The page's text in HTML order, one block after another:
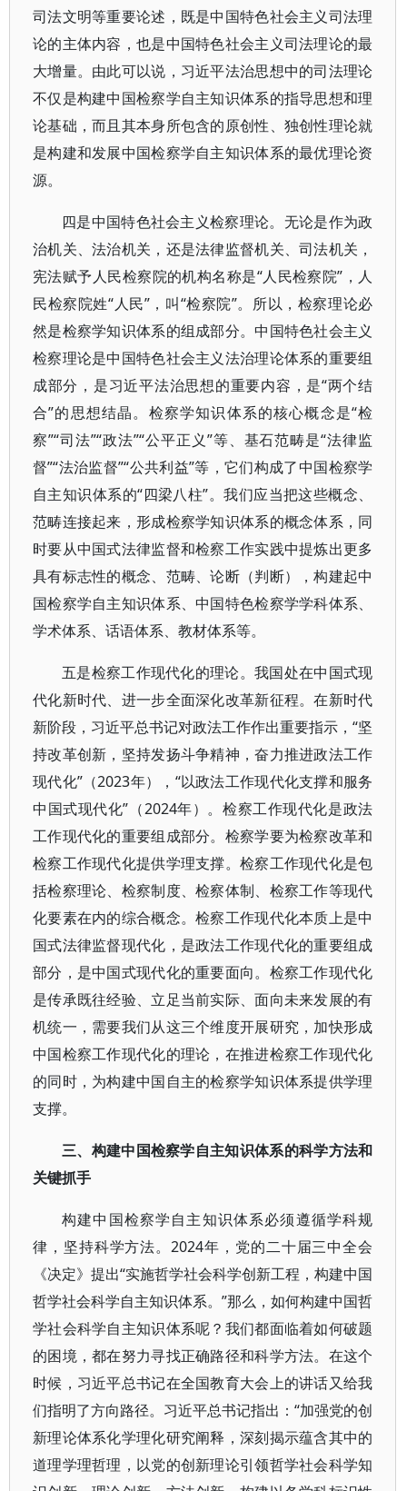
司法文明等重要论述，既是中国特色社会主义司法理
论的主体内容，也是中国特色社会主义司法理论的最
大增量。由此可以说，习近平法治思想中的司法理论
不仅是构建中国检察学自主知识体系的指导思想和理
论基础，而且其本身所包含的原创性、独创性理论就
是构建和发展中国检察学自主知识体系的最优理论资
源。
四是中国特色社会主义检察理论。无论是作为政
治机关、法治机关，还是法律监督机关、司法机关，
宪法赋予人民检察院的机构名称是“人民检察院”，人
民检察院姓“人民”，叫“检察院”。所以，检察理论必
然是检察学知识体系的组成部分。中国特色社会主义
检察理论是中国特色社会主义法治理论体系的重要组
成部分，是习近平法治思想的重要内容，是“两个结
合”的思想结晶。检察学知识体系的核心概念是“检
察”“司法”“政法”“公平正义”等、基石范畴是“法律监
督”“法治监督”“公共利益”等，它们构成了中国检察学
自主知识体系的“四梁八柱”。我们应当把这些概念、
范畴连接起来，形成检察学知识体系的概念体系，同
时要从中国式法律监督和检察工作实践中提炼出更多
具有标志性的概念、范畴、论断（判断），构建起中
国检察学自主知识体系、中国特色检察学学科体系、
学术体系、话语体系、教材体系等。
五是检察工作现代化的理论。我国处在中国式现
代化新时代、进一步全面深化改革新征程。在新时代
新阶段，习近平总书记对政法工作作出重要指示，“坚
持改革创新，坚持发扬斗争精神，奋力推进政法工作
现代化”（2023年），“以政法工作现代化支撑和服务
中国式现代化”（2024年）。检察工作现代化是政法
工作现代化的重要组成部分。检察学要为检察改革和
检察工作现代化提供学理支撑。检察工作现代化是包
括检察理论、检察制度、检察体制、检察工作等现代
化要素在内的综合概念。检察工作现代化本质上是中
国式法律监督现代化，是政法工作现代化的重要组成
部分，是中国式现代化的重要面向。检察工作现代化
是传承既往经验、立足当前实际、面向未来发展的有
机统一，需要我们从这三个维度开展研究，加快形成
中国检察工作现代化的理论，在推进检察工作现代化
的同时，为构建中国自主的检察学知识体系提供学理
支撑。
三、构建中国检察学自主知识体系的科学方法和
关键抓手
构建中国检察学自主知识体系必须遵循学科规
律，坚持科学方法。2024年，党的二十届三中全会
《决定》提出“实施哲学社会科学创新工程，构建中国
哲学社会科学自主知识体系。”那么，如何构建中国哲
学社会科学自主知识体系呢？我们都面临着如何破题
的困境，都在努力寻找正确路径和科学方法。在这个
时候，习近平总书记在全国教育大会上的讲话又给我
们指明了方向路径。习近平总书记指出：“加强党的创
新理论体系化学理化研究阐释，深刻揭示蕴含其中的
道理学理哲理，以党的创新理论引领哲学社会科学知